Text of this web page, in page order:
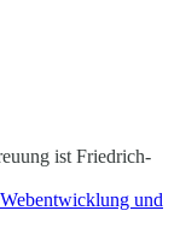
ist Friedrich-
und